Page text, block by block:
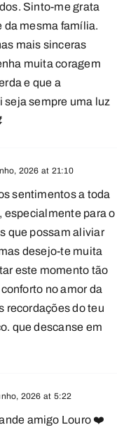
Sinto-me grata
da mesma família.
mais sinceras
muita coragem
e que a
seja sempre uma luz
2026 at 21:10
sentimentos a toda
especialmente para o
que possam aliviar
desejo-te muita
este momento tão
no amor da
recordações do teu
que descanse em
2026 at 5:22
amigo Louro ❤️